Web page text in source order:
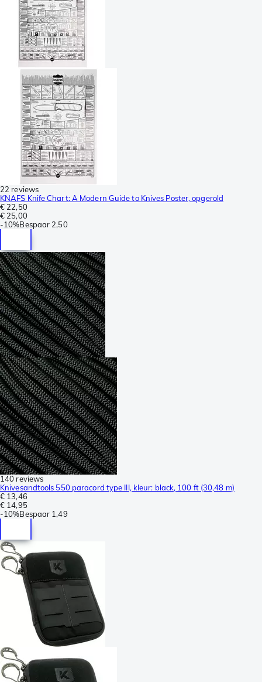
22 reviews
KNAFS Knife Chart: A Modern Guide to Knives Poster, opgerold
€ 22,50
€ 25,00
-10%Bespaar 2,50
140 reviews
Knivesandtools 550 paracord type III, kleur: black, 100 ft (30,48 m)
€ 13,46
€ 14,95
-10%Bespaar 1,49